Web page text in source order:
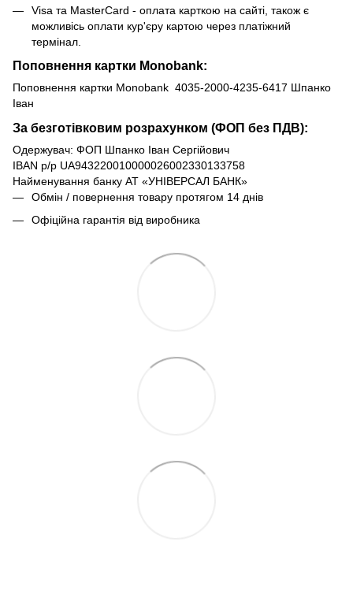
Visa та MasterCard - оплата карткою на сайті, також є
можливісь оплати кур'єру картою через платіжний
термінал.
Поповнення картки Monobank:
Поповнення картки Monobank 4035-2000-4235-6417 Шпанко
Іван
За безготівковим розрахунком (ФОП без ПДВ):
Одержувач: ФОП Шпанко Іван Сергійович
IBAN р/р UA943220010000026002330133758
Найменування банку АТ «УНІВЕРСАЛ БАНК»
Обмін / повернення товару протягом 14 днів
Офіційна гарантія від виробника